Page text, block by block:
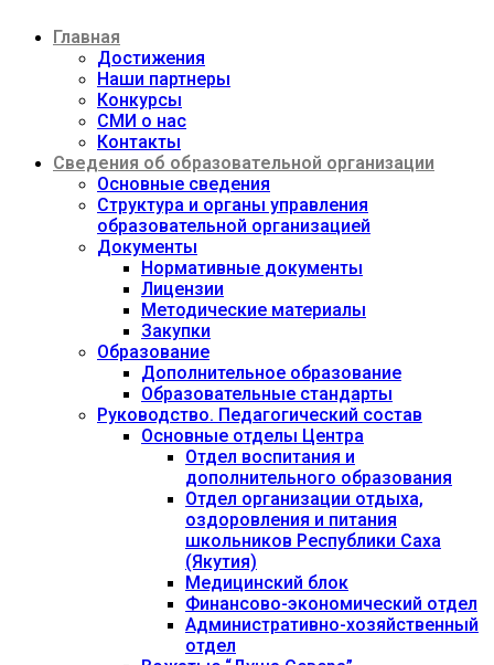
содержимому
Главная
Достижения
Наши партнеры
Конкурсы
СМИ о нас
Контакты
Сведения об образовательной организации
Основные сведения
Структура и органы управления
образовательной организацией
Документы
Нормативные документы
Лицензии
Методические материалы
Закупки
Образование
Дополнительное образование
Образовательные стандарты
Руководство. Педагогический состав
Основные отделы Центра
Отдел воспитания и
дополнительного образования
Отдел организации отдыха,
оздоровления и питания
школьников Республики Саха
(Якутия)
Медицинский блок
Финансово-экономический отдел
Административно-хозяйственный
отдел